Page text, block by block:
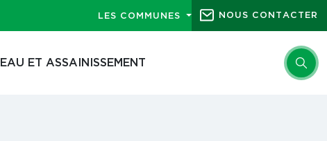
LES COMMUNES NOUS CONTACTER
EAU ET ASSAINISSEMENT